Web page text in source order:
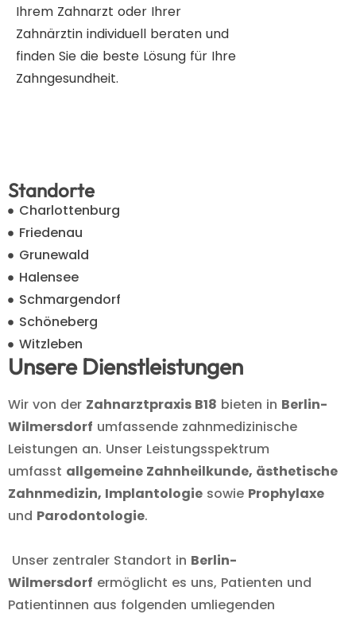
Ihrem Zahnarzt oder Ihrer
Zahnärztin individuell beraten und
finden Sie die beste Lösung für Ihre
Zahngesundheit.
Unsere Dienstleistungen
Wir von der Zahnarztpraxis B18 bieten in Berlin-
Wilmersdorf umfassende zahnmedizinische
Leistungen an. Unser Leistungsspektrum
umfasst allgemeine Zahnheilkunde, ästhetische
Zahnmedizin, Implantologie sowie Prophylaxe
und Parodontologie.
Unser zentraler Standort in Berlin-
Wilmersdorf ermöglicht es uns, Patienten und
Patientinnen aus folgenden umliegenden
Standorte
Charlottenburg
Friedenau
Grunewald
Halensee
Schmargendorf
Schöneberg
Witzleben